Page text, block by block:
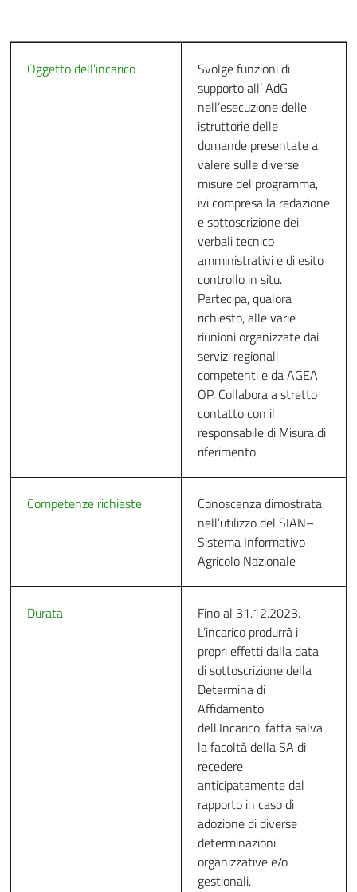
13 Alessio Morelli 36
36
34
34
28
28
28
28
21 Leonardo Bianco 26
25
18
Oggetto dell’incarico
Svolge funzioni di
supporto all’ AdG
nell’esecuzione delle
istruttorie delle
domande presentate a
valere sulle diverse
misure del programma,
ivi compresa la redazione
e sottoscrizione dei
verbali tecnico
amministrativi e di esito
controllo in situ.
Partecipa, qualora
richiesto, alle varie
riunioni organizzate dai
servizi regionali
competenti e da AGEA
OP. Collabora a stretto
contatto con il
responsabile di Misura di
riferimento
Competenze richieste
Conoscenza dimostrata
nell’utilizzo del SIAN–
Sistema Informativo
Agricolo Nazionale
Durata
Fino al 31.12.2023.
L’incarico produrrà i
propri effetti dalla data
di sottoscrizione della
Determina di
Affidamento
dell’Incarico, fatta salva
la facoltà della SA di
recedere
anticipatamente dal
rapporto in caso di
adozione di diverse
determinazioni
organizzative e/o
gestionali.